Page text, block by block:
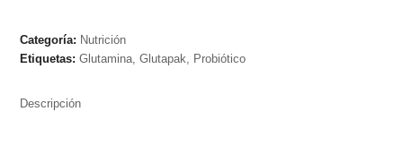
Categoría: Nutrición
Etiquetas: Glutamina,Glutapak, Probiótico
Descripción